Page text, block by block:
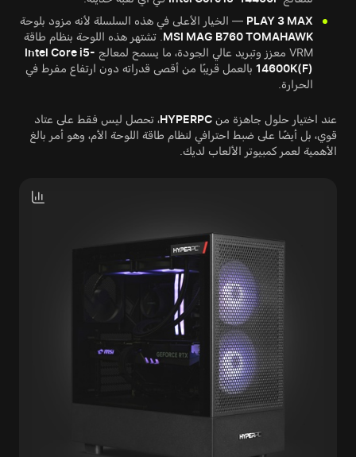
PLAY 3 MAX — الخيار الأعلى في هذه السلسلة لأنه مزود بلوحة
MSI MAG B760 TOMAHAWK. تشتهر هذه اللوحة بنظام طاقة
VRM معزز وتبريد عالي الجودة، ما يسمح لمعالج
Intel Core i5-
14600K(F) بالعمل قريبًا من أقصى قدراته دون ارتفاع مفرط في
الحرارة.
عند اختيار حلول جاهزة من HYPERPC، تحصل ليس فقط على عتاد
قوي، بل أيضًا على ضبط احترافي لنظام طاقة اللوحة الأم، وهو أمر بالغ
الأهمية لعمر كمبيوتر الألعاب لديك.